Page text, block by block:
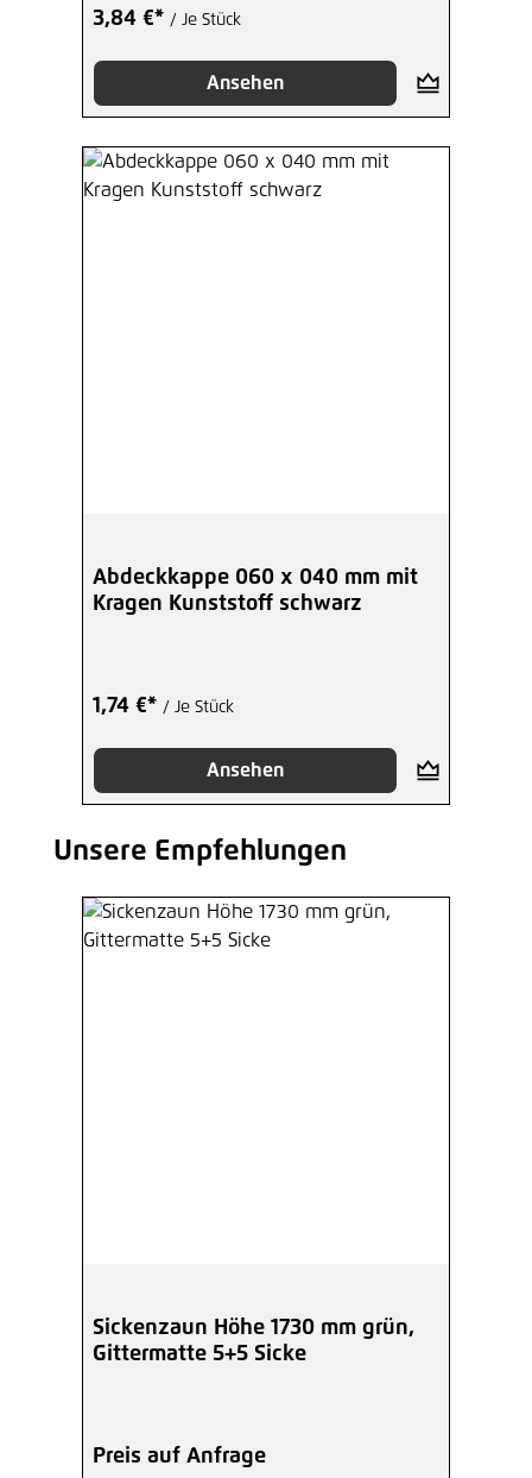
3,84 €* / Je Stück
Ansehen
Abdeckkappe 060 x 040 mm mit
Kragen Kunststoff schwarz
1,74 €* / Je Stück
Ansehen
Produktgalerie überspringen
Unsere Empfehlungen
Sickenzaun Höhe 1730 mm grün,
Gittermatte 5+5 Sicke
Preis auf Anfrage